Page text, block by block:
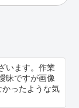
います。作業
昧ですが画像
ったような気